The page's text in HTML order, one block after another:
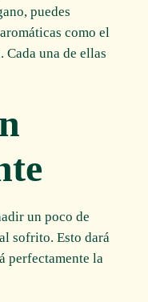
puedes
como el
una de ellas
un poco de
sofrito. Esto dará
perfectamente la